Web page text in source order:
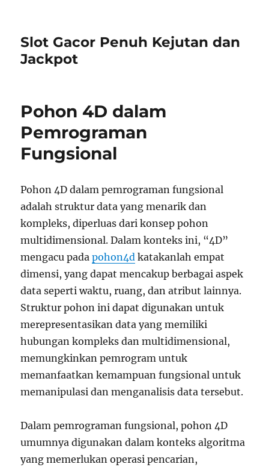
Slot Gacor Penuh Kejutan dan
Jackpot
Pohon 4D dalam
Pemrograman
Fungsional
Pohon 4D dalam pemrograman fungsional
adalah struktur data yang menarik dan
kompleks, diperluas dari konsep pohon
multidimensional. Dalam konteks ini, “4D”
mengacu padapohon4d katakanlah empat
dimensi, yang dapat mencakup berbagai aspek
data seperti waktu, ruang, dan atribut lainnya.
Struktur pohon ini dapat digunakan untuk
merepresentasikan data yang memiliki
hubungan kompleks dan multidimensional,
memungkinkan pemrogram untuk
memanfaatkan kemampuan fungsional untuk
memanipulasi dan menganalisis data tersebut.
Dalam pemrograman fungsional, pohon 4D
umumnya digunakan dalam konteks algoritma
yang memerlukan operasi pencarian,